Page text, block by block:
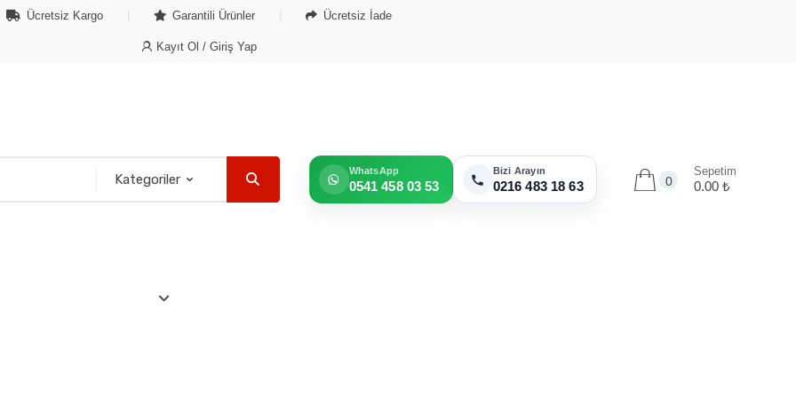
Ücretsiz Kargo Garantili Ürünler Ücretsiz İade
Kayıt Ol / Giriş Yap
WhatsApp
0541 458 03 53
Bizi Arayın
0216 483 18 63 0
Sepetim
0.00 ₺